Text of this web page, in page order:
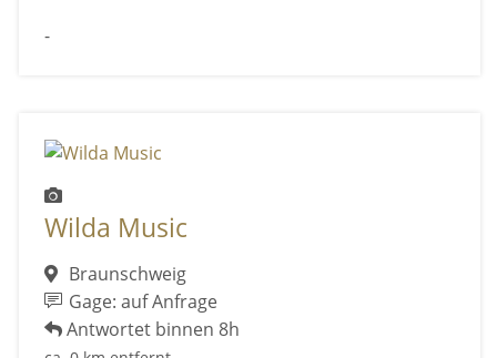
-
Wilda Music
Braunschweig
Gage: auf Anfrage
Antwortet binnen 8h